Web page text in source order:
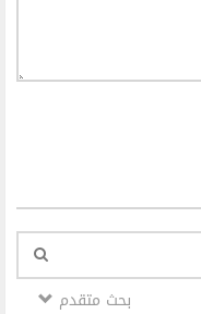
بحث متقدم